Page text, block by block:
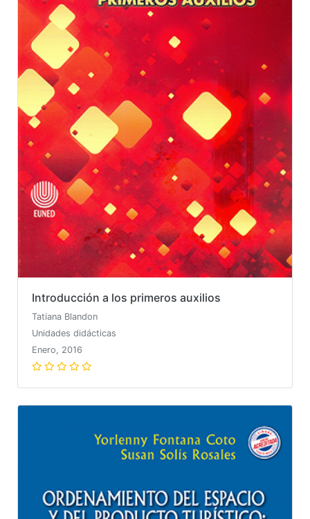
Introducción a los primeros auxilios
Tatiana Blandon
Unidades didácticas
Enero, 2016